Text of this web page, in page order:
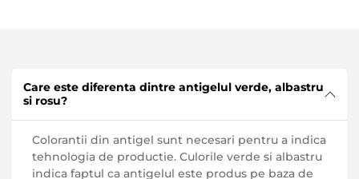
Care este diferenta dintre antigelul verde, albastru
si rosu?
Colorantii din antigel sunt necesari pentru a indica
tehnologia de productie. Culorile verde si albastru
indica faptul ca antigelul este produs pe baza de